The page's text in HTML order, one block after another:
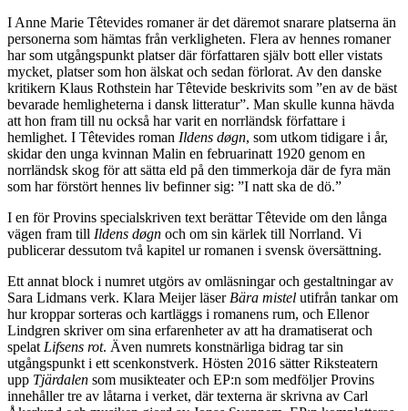
I Anne Marie Têtevides romaner är det däremot snarare platserna än
personerna som hämtas från verkligheten. Flera av hennes romaner
har som utgångspunkt platser där författaren själv bott eller vistats
mycket, platser som hon älskat och sedan förlorat. Av den danske
kritikern Klaus Rothstein har Têtevide beskrivits som ”en av de bäst
bevarade hemligheterna i dansk litteratur”. Man skulle kunna hävda
att hon fram till nu också har varit en norrländsk författare i
hemlighet. I Têtevides roman Ildens døgn, som utkom tidigare i år,
skidar den unga kvinnan Malin en februarinatt 1920 genom en
norrländsk skog för att sätta eld på den timmerkoja där de fyra män
som har förstört hennes liv befinner sig: ”I natt ska de dö.”
I en för Provins specialskriven text berättar Têtevide om den långa
vägen fram till Ildens døgn och om sin kärlek till Norrland. Vi
publicerar dessutom två kapitel ur romanen i svensk översättning.
Ett annat block i numret utgörs av omläsningar och gestaltningar av
Sara Lidmans verk. Klara Meijer läser Bära mistel utifrån tankar om
hur kroppar sorteras och kartläggs i romanens rum, och Ellenor
Lindgren skriver om sina erfarenheter av att ha dramatiserat och
spelat Lifsens rot. Även numrets konstnärliga bidrag tar sin
utgångspunkt i ett scenkonstverk. Hösten 2016 sätter Riksteatern
upp Tjärdalen som musikteater och EP:n som medföljer Provins
innehåller tre av låtarna i verket, där texterna är skrivna av Carl